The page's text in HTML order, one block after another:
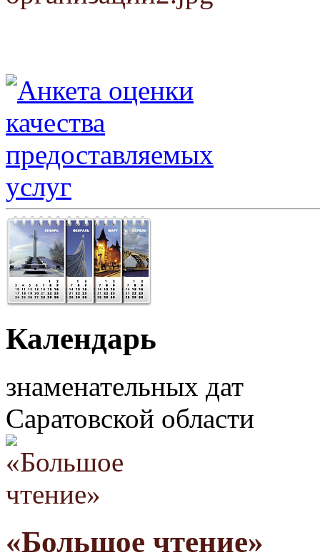
Календарь
знаменательных дат
Саратовской области
«Большое чтение»